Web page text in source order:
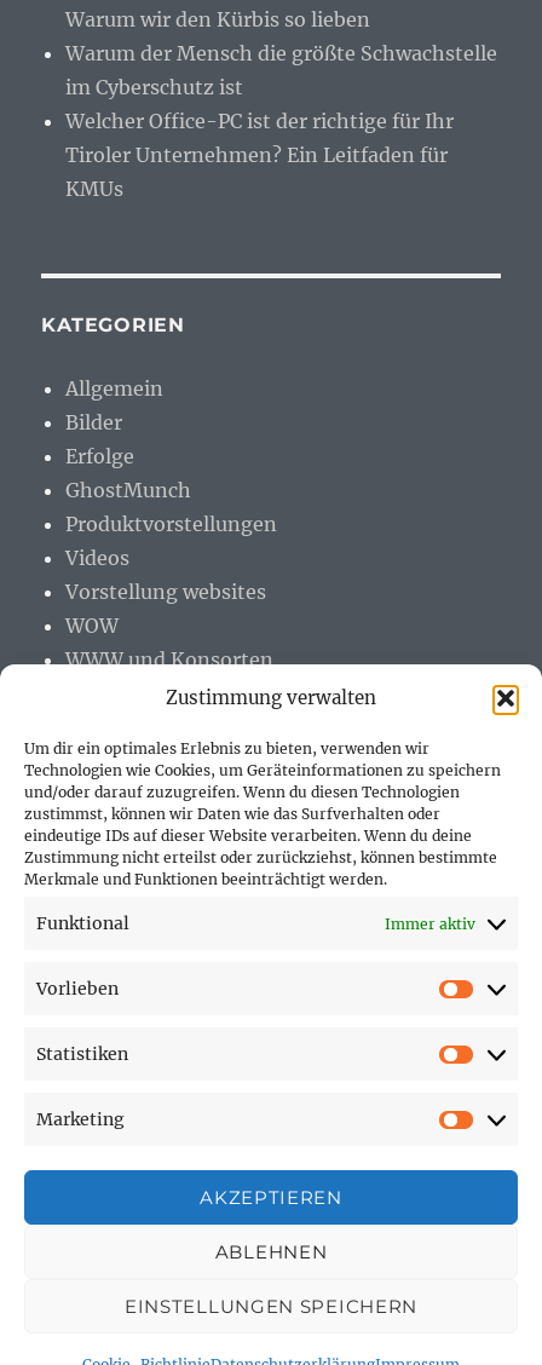
Zustimmung verwalten
Um dir ein optimales Erlebnis zu bieten, verwenden wir
Technologien wie Cookies, um Geräteinformationen zu speichern
und/oder darauf zuzugreifen. Wenn du diesen Technologien
zustimmst, können wir Daten wie das Surfverhalten oder
eindeutige IDs auf dieser Website verarbeiten. Wenn du deine
Zustimmung nicht erteilst oder zurückziehst, können bestimmte
Merkmale und Funktionen beeinträchtigt werden.
Funktional Immer aktiv
Vorlieben
Statistiken
Marketing
AKZEPTIEREN
ABLEHNEN
EINSTELLUNGEN SPEICHERN
Warum wir den Kürbis so lieben
Warum der Mensch die größte Schwachstelle
im Cyberschutz ist
Welcher Office-PC ist der richtige für Ihr
Tiroler Unternehmen? Ein Leitfaden für
KMUs
KATEGORIEN
Allgemein
Bilder
Erfolge
GhostMunch
Produktvorstellungen
Videos
Vorstellung websites
WOW
WWW und Konsorten
PARTNER (LINKS)
Hofer Technik GmbH
Sonne und Erde
SEITEN
Affiliate Disclosure
Datenschutzerklärung
Impressum